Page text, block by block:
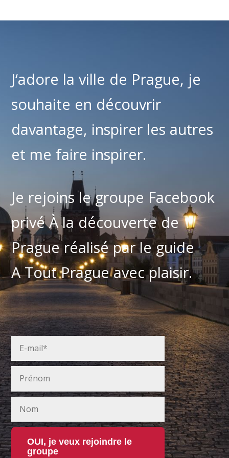
J‘adore la ville de Prague, je
souhaite en découvrir
davantage, inspirer les autres
et me faire inspirer.
Je rejoins le groupe Facebook
privé À la découverte de
Prague réalisé par le guide
A Tout Prague avec plaisir.
OUI, je veux rejoindre le
groupe